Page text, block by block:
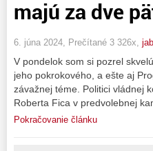
majú za dve
6. júna 2024, Prečítané 3 326x,
V pondelok som si pozrel
jeho pokrokového, a ešte aj
závažnej téme. Politici vládnej
Roberta Fica v predvolebnej
Pokračovanie článku